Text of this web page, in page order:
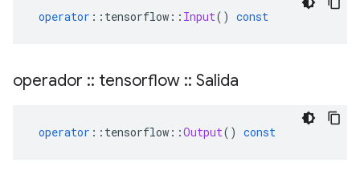
operator :: tensorflow :: Input() const
operador :: tensorflow :: Salida
operator :: tensorflow ::Output() const